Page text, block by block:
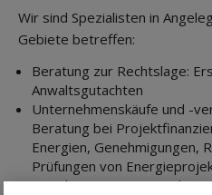
Wir sind Spezialisten in
Gebiete betreffen:
Beratung zur Rechtslage:
Anwaltsgutachten
Unternehmenskäufe und -
Beratung bei
Energien, Genehmigungen,
Prüfungen von
Genehmigungen,